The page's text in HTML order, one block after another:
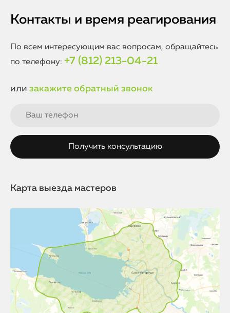
Контакты и время реагирования
По всем интересующим вас вопросам, обращайтесь
по телефону: +7 (812) 213-04-21
или закажите обратный звонок
Карта выезда мастеров